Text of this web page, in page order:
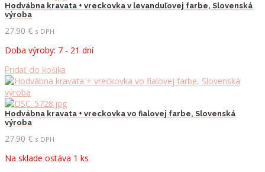
Hodvábna kravata + vreckovka v levanduľovej farbe, Slovenská
výroba
27.90 € s DPH
Doba výroby: 7 - 21 dní
Pridať do košíka
Hodvábna kravata + vreckovka vo fialovej farbe, Slovenská
výroba
27.90 € s DPH
Na sklade ostáva 1 ks